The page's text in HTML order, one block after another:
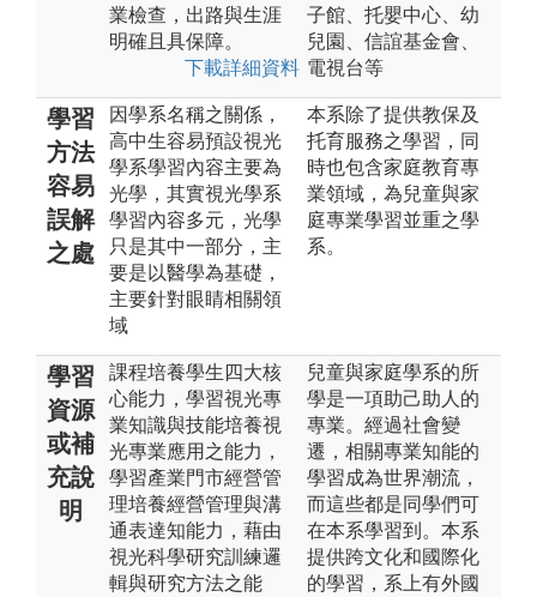
業檢查，出路與生涯
明確且具保障。
下載詳細資料
子館、托嬰中心、幼
兒園、信誼基金會、
電視台等
學習
方法
容易
誤解
之處
因學系名稱之關係，
高中生容易預設視光
學系學習內容主要為
光學，其實視光學系
學習內容多元，光學
只是其中一部分，主
要是以醫學為基礎，
主要針對眼睛相關領
域
本系除了提供教保及
托育服務之學習，同
時也包含家庭教育專
業領域，為兒童與家
庭專業學習並重之學
系。
學習
資源
或補
充說
明
課程培養學生四大核
心能力，學習視光專
業知識與技能培養視
光專業應用之能力，
學習產業門市經營管
理培養經營管理與溝
通表達知能力，藉由
視光科學研究訓練邏
輯與研究方法之能
兒童與家庭學系的所
學是一項助己助人的
專業。經過社會變
遷，相關專業知能的
學習成為世界潮流，
而這些都是同學們可
在本系學習到。本系
提供跨文化和國際化
的學習，系上有外國